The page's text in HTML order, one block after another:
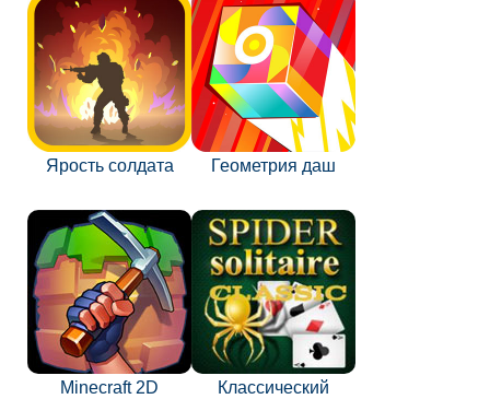
Ярость солдата Геометрия даш
Minecraft 2D
Классический